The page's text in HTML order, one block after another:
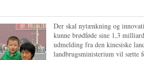
Der skal nytænkning og
kunne brødføde sine 1,3
udmelding fra den kinesiske
landbrugsministerium vil sætte